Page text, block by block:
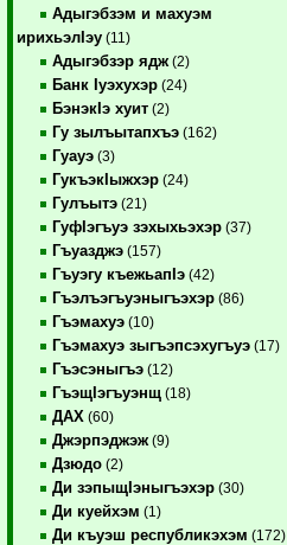
Адыгэбзэм и махуэм
ирихьэлIэу (11)
Адыгэбзэр ядж (2)
Банк Iуэхухэр (24)
БэнэкIэ хуит (2)
Гу зылъытапхъэ (162)
Гуауэ (3)
ГукъэкIыжхэр (24)
Гулъытэ (21)
ГуфIэгъуэ зэхыхьэхэр (37)
Гъуазджэ (157)
Гъуэгу къежьапIэ (42)
Гъэлъэгъуэныгъэхэр (86)
Гъэмахуэ (10)
Гъэмахуэ зыгъэпсэхугъуэ (17)
Гъэсэныгъэ (12)
ГъэщIэгъуэнщ (18)
ДАХ (60)
Джэрпэджэж (9)
Дзюдо (2)
Ди зэпыщIэныгъэхэр (30)
Ди куейхэм (1)
Ди къуэш республикэхэм (172)